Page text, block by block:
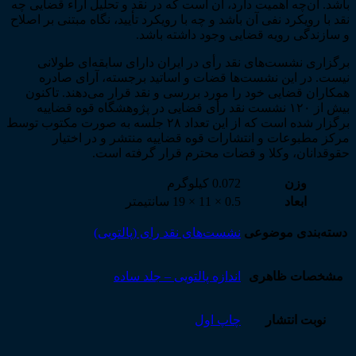
مادر
خارجی
عدد
باشد. آن‌چه اهمیت دارد، آن است که در نقد و تحلیل آراء قضایی چه
نقد با رویکرد نفی آن باشد و چه با رویکرد تأیید، نگاه مبتنی بر اصلاح
و سازندگی رویه قضایی وجود داشته باشد.
برگزاری نشست‌های نقد رأی در ایران دارای سابقه‌ای طولانی
نیست. در این نشست‌ها قضات و اساتید برجسته، آرای صادره
همکاران قضایی خود را مورد بررسی و نقد قرار می‌دهند. تاکنون
بیش از ۱۲۰ نشست نقد رأی قضایی در پژوهشگاه قوه قضاییه
برگزار شده است که از این تعداد ۲۸ جلسه به صورت مکتوب توسط
مرکز مطبوعات و انتشارات قوه قضاییه منتشر و در اختیار
حقوقدانان، وکلا و قضات محترم قرار گرفته است.
وزن
0.072 کیلوگرم
ابعاد
0.5 × 11 × 19 سانتیمتر
دسته‌بندی موضوعی نشست‌های نقد رای (پالتویی)
مشخصات ظاهری اندازه پالتویی – جلد ساده
نوبت انتشار چاپ اول